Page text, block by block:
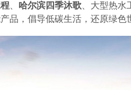
、 哈尔滨四季沐歌、大型热水
品，倡导低碳生活，还原绿色